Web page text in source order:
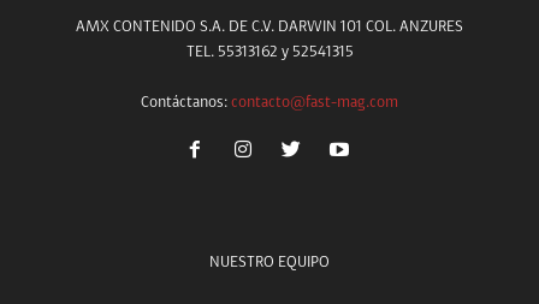
AMX CONTENIDO S.A. DE C.V. DARWIN 101 COL. ANZURES
TEL. 55313162 y 52541315
Contáctanos: contacto@fast-mag.com
NUESTRO EQUIPO